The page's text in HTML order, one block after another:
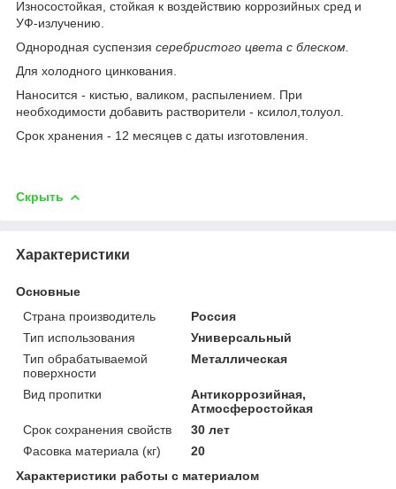
Износостойкая, стойкая к воздействию коррозийных сред и
УФ-излучению.
Однородная суспензия серебристого цвета с блеском.
Для холодного цинкования.
Наносится - кистью, валиком, распылением. При
необходимости добавить растворители - ксилол,толуол.
Срок хранения - 12 месяцев с даты изготовления.
Скрыть
Характеристики
Основные
Страна производитель
Россия
Тип использования
Универсальный
Тип обрабатываемой
поверхности
Металлическая
Вид пропитки
Антикоррозийная,
Атмосферостойкая
Срок сохранения свойств
30 лет
Фасовка материала (кг)
20
Характеристики работы с материалом